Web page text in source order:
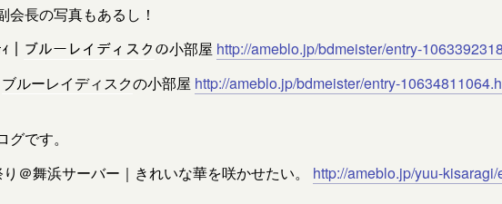
長の写真もあるし！
｜ ブルーレイディスクの小部屋 http://ameblo.jp/bdmeister/entry-
ブルーレイディスクの小部屋 http://ameblo.jp/bdmeister/entry-
です。
＠舞浜サーバー｜きれいな華を咲かせたい。 http://ameblo.jp/yuu-